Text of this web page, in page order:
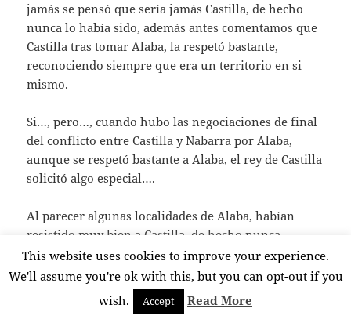
jamás se pensó que sería jamás Castilla, de hecho
nunca lo había sido, además antes comentamos que
Castilla tras tomar Alaba, la respetó bastante,
reconociendo siempre que era un territorio en si
mismo.
Si…, pero…, cuando hubo las negociaciones de final
del conflicto entre Castilla y Nabarra por Alaba,
aunque se respetó bastante a Alaba, el rey de Castilla
solicitó algo especial….
Al parecer algunas localidades de Alaba, habían
resistido muy bien a Castilla, de hecho nunca
pudieron ser derrotadas…, no depusieron sus
armas.
Una de esta localidades fue Treviño….
This website uses cookies to improve your experience.
We'll assume you're ok with this, but you can opt-out if you
wish.
Accept Read More